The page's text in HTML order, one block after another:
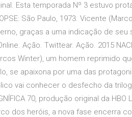
Esta temporada Nº 3 estuvo
São Paulo, 1973. Vicente
graças a uma indicação de seu
Ação. Twittear. Ação. 2015
Winter), um homem reprimido
se apaixona por uma das
vai conhecer o desfecho da
70, produção original da
dos heróis, a nova fase encerra